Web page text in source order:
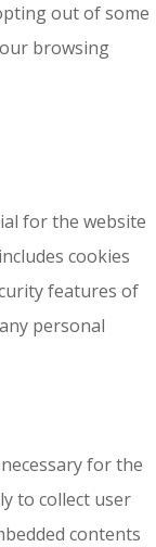
out of some
browsing
for the website
cookies
features of
personal
for the
to collect user
contents